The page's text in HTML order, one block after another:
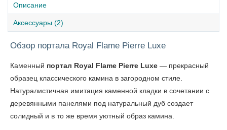
Описание
Аксессуары (2)
Обзор портала Royal Flame Pierre Luxe
Каменный портал Royal Flame Pierre Luxe — прекрасный
образец классического камина в загородном стиле.
Натуралистичная имитация каменной кладки в сочетании с
деревянными панелями под натуральный дуб создает
солидный и в то же время уютный образ камина.